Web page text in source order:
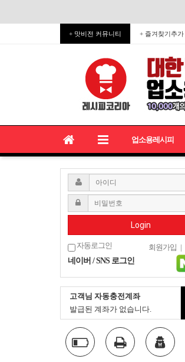
+ 맛비전 커뮤니티 + 즐겨찾기추가
업소용레시피
Login
자동로그인 회원가입 |
네이버 / SNS 로그인
고객님 자동충전계좌
발급된 계좌가 없습니다.